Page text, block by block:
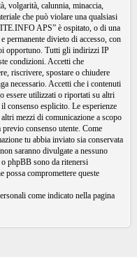
volgarità, calunnia, minaccia,
che può violare una qualsiasi
APS” è ospitato, o di una
permanente divieto di accesso, con
opportuno. Tutti gli indirizzi IP
condizioni. Accetti che
riscrivere, spostare o chiudere
necessario. Accetti che i contenuti
essere utilizzati o riportati su altri
consenso esplicito. Le esperienze
mezzi di comunicazione a scopo
consenso utente. Come
tu abbia inviato sia conservata
saranno divulgate a nessuno
phpBB sono da ritenersi
possa compromettere queste
come indicato nella pagina